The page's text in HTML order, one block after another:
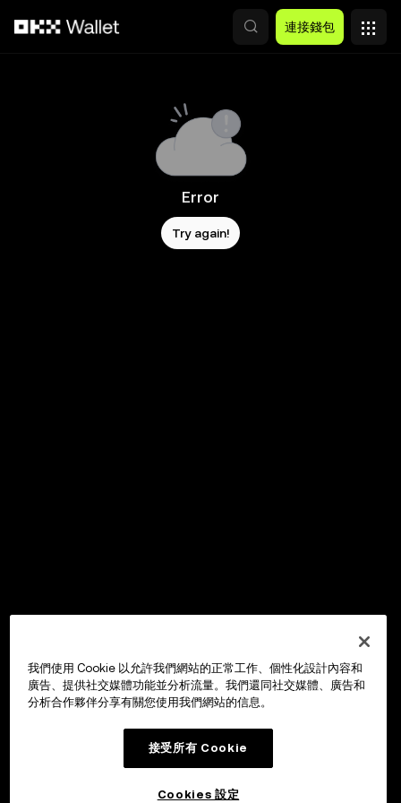
連接錢包
Error
Try again!
我們使用 Cookie 以允許我們網站的正常工作、個性化設計內容和
廣告、提供社交媒體功能並分析流量。我們還同社交媒體、廣告和
分析合作夥伴分享有關您使用我們網站的信息。
接受所有 Cookie
Cookies 設定